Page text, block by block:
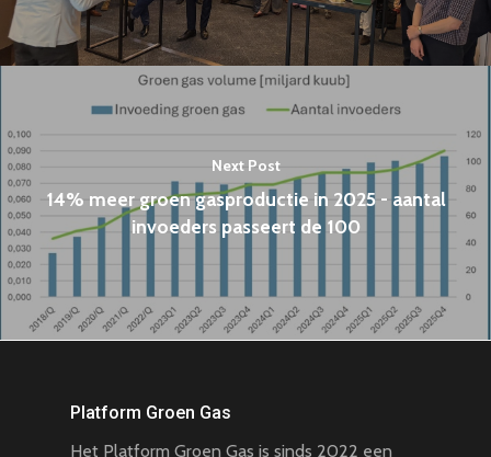
Next Post
14% meer groen gasproductie in 2025 - aantal
invoeders passeert de 100
Platform Groen Gas
Het Platform Groen Gas is sinds 2022 een